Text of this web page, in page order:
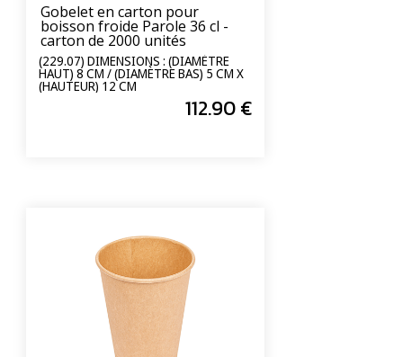
Gobelet en carton pour
boisson froide Parole 36 cl -
carton de 2000 unités
(229.07) DIMENSIONS : (DIAMÈTRE
HAUT) 8 CM / (DIAMÈTRE BAS) 5 CM X
(HAUTEUR) 12 CM
112.90€